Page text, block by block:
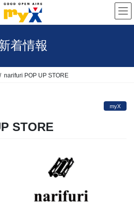
着情報
narifuri POP UP STORE
myX
STORE